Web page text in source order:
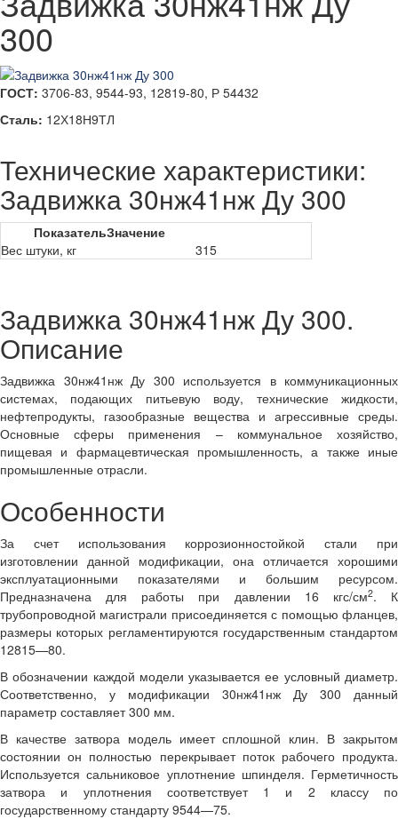
300
ГОСТ: 3706-83, 9544-93, 12819-80, Р 54432
Сталь: 12Х18Н9ТЛ
Технические характеристики:
Задвижка 30нж41нж Ду 300
ПоказательЗначение
Вес штуки, кг
315
Задвижка 30нж41нж Ду 300.
Описание
Задвижка 30нж41нж Ду 300 используется в коммуникационных
системах, подающих питьевую воду, технические жидкости,
нефтепродукты, газообразные вещества и агрессивные среды.
Основные сферы применения – коммунальное хозяйство,
пищевая и фармацевтическая промышленность, а также иные
промышленные отрасли.
Особенности
За счет использования коррозионностойкой стали при
изготовлении данной модификации, она отличается хорошими
эксплуатационными показателями и большим ресурсом.
Предназначена для работы при давлении 16 кгс/см2. К
трубопроводной магистрали присоединяется с помощью фланцев,
размеры которых регламентируются государственным стандартом
12815—80.
В обозначении каждой модели указывается ее условный диаметр.
Соответственно, у модификации 30нж41нж Ду 300 данный
параметр составляет 300 мм.
В качестве затвора модель имеет сплошной клин. В закрытом
состоянии он полностью перекрывает поток рабочего продукта.
Используется сальниковое уплотнение шпинделя. Герметичность
затвора и уплотнения соответствует 1 и 2 классу по
государственному стандарту 9544—75.